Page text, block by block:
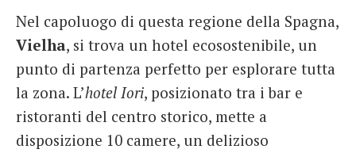
Nel capoluogo di questa regione della Spagna,
Vielha, si trova un hotel ecosostenibile, un
punto di partenza perfetto per esplorare tutta
la zona. L’hotel Iori, posizionato tra i bar e
ristoranti del centro storico, mette a
disposizione 10 camere, un delizioso